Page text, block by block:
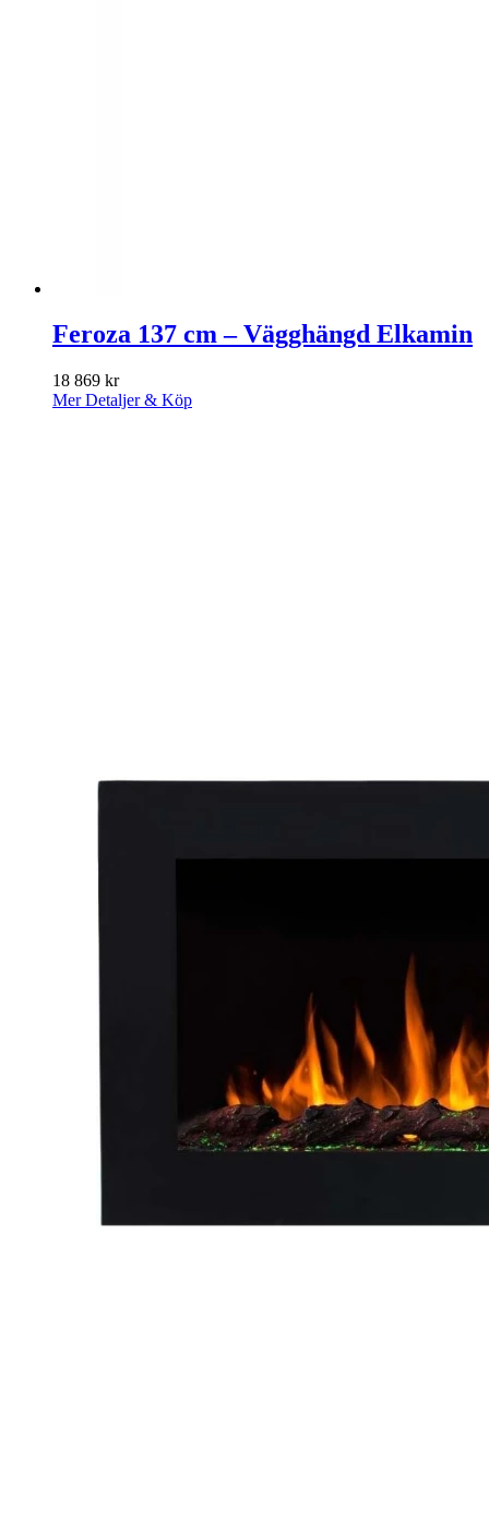
Feroza 137 cm – Vägghängd Elkamin
18 869 kr
Mer Detaljer & Köp